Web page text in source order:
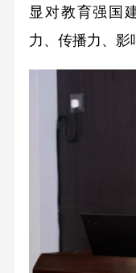
显对教育强国
力、传播力、影